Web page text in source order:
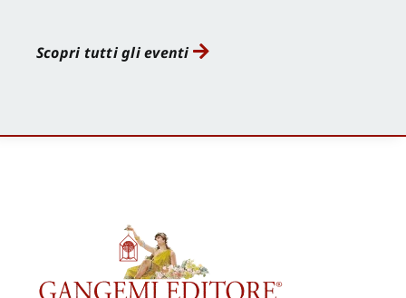
Scopri tutti gli eventi